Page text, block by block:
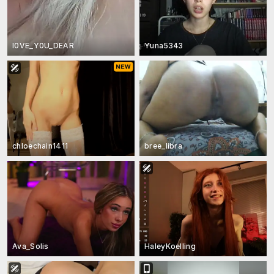
l0VE_Y0U_DEAR Yuna5343
chloechain1411 bree_libra
Ava_Solis HaleyKoelling